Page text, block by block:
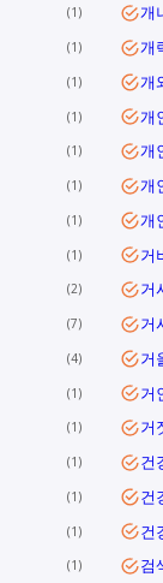
1 개
1 개
1 개
1 개
1 개
1 개
1 개
1 거
2 거
7 거
4 거
1 거
1 거
1 건
1 건
1 건
1 검